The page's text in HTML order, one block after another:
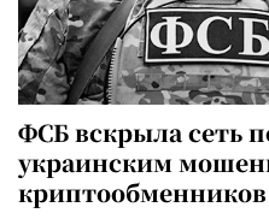
ФСБ вскрыла сеть
украинским
криптообменников